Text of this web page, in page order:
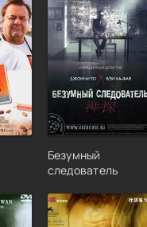
Безумный
следователь